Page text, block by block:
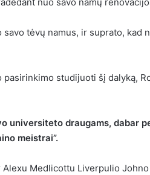
nuo savo namų
tėvų namus, ir suprato, kad
studijuoti šį dalyką,
universiteto draugams, dabar
meistrai”.
Medlicottu Liverpulio